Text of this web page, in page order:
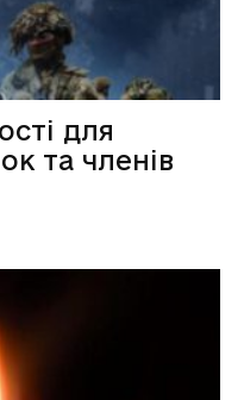
для
та членів